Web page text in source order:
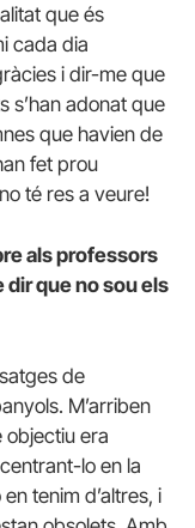
que és
cada dia
i dir-me que
s’han adonat que
que havien de
fet prou
té res a veure!
als professors
dir que no sou els
de
M’arriben
objectiu era
lo en la
tenim d’altres, i